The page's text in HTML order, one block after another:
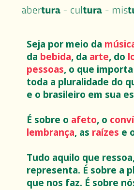
Seja por meio da
da bebida, da arte, do
pessoas, o que
toda a pluralidade do
e o brasileiro em sua
É sobre o afeto, o
lembrança, as raízes e
Tudo aquilo que
representa. É sobre a
que nos faz. É sobre